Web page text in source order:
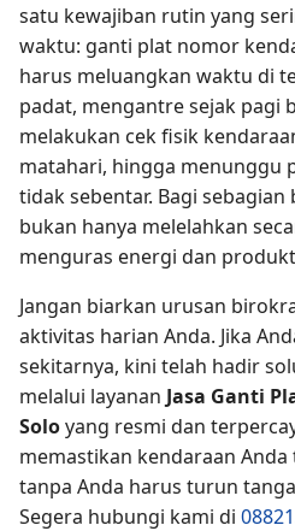
satu kewajiban rutin yang
waktu: ganti plat nomor
harus meluangkan waktu di
padat, mengantre sejak pagi
melakukan cek fisik
matahari, hingga menunggu
tidak sebentar. Bagi
bukan hanya melelahkan
menguras energi dan
Jangan biarkan urusan
aktivitas harian Anda. Jika
sekitarnya, kini telah hadir
melalui layanan Jasa Ganti
Soloyang resmi dan
memastikan kendaraan
tanpa Anda harus turun
Segera hubungi kami di